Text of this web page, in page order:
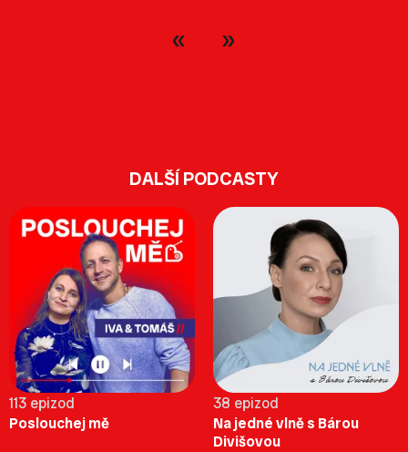
DALŠÍ PODCASTY
113 epizod
Poslouchej mě
38 epizod
Na jedné vlně s Bárou
Divišovou